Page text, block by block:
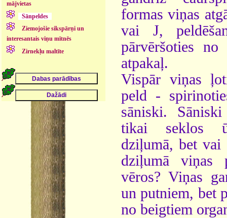
mājvietas
Sānpeldes
Ziemojošie sikspārņi un
interesantais viņu mītnēs
Zirnekļu maltīte
formas viņas
vai J,
pārvēršoties
atpakaļ.
Vispār viņas
peld -
sāniski.
tikai seklos
dziļumā, bet vai
dziļumā viņas
vēros? Viņas
un putniem, bet
no beigtiem